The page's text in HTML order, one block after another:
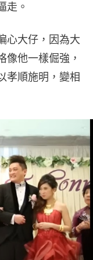
走。
心大仔，因為大
像他一樣倔強，
孝順施明，變相